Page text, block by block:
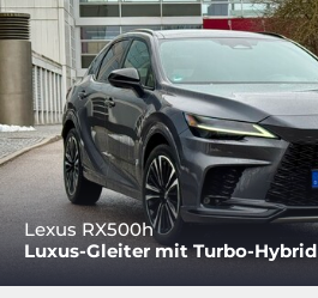
Lexus RX500h
Luxus-Gleiter mit Turbo-Hybrid